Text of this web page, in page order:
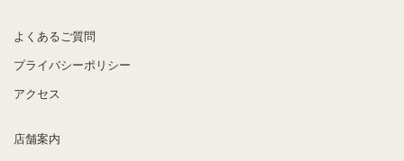
よくあるご質問
プライバシーポリシー
アクセス
店舗案内